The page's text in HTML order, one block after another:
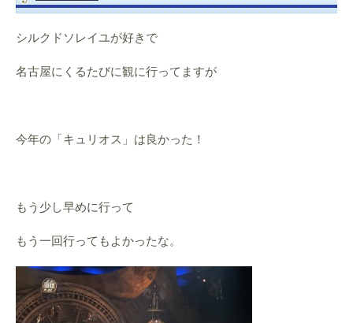
シルクドソレイユが好きで
名古屋にくるたびに観に行ってますが
今年の「キュリオス」は良かった！
もう少し早めに行って
もう一回行ってもよかったな。